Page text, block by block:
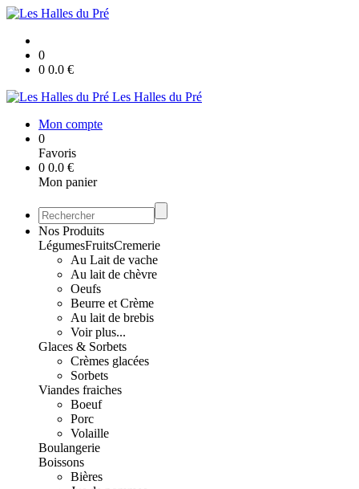
0
0 0.0 €
Les Halles du Pré
Mon compte
0
Favoris
0 0.0 €
Mon panier
Nos Produits
LégumesFruitsCremerie
Au Lait de vache
Au lait de chèvre
Oeufs
Beurre et Crème
Au lait de brebis
Voir plus...
Glaces & Sorbets
Crèmes glacées
Sorbets
Viandes fraiches
Boeuf
Porc
Volaille
Boulangerie
Boissons
Bières